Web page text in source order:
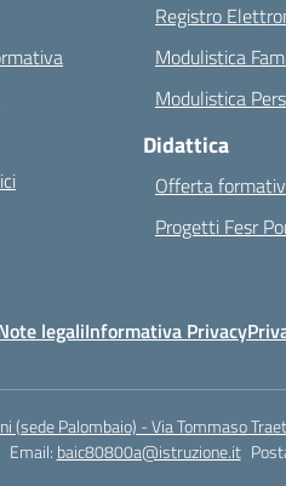
Registro
Modulistica
Modulistica
Didattica
Offerta
Progetti Fesr
legaliInformativa Privacy
(sede Palombaio) - Via Tommaso
Email: baic80800a@istruzione.it